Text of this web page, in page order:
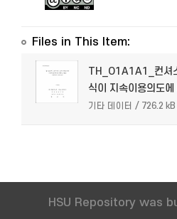
Files in This Item:
TH_O1A1A1_컨셔
식이 지속이용의도
기타 데이터 / 726.2
HSU Repository was